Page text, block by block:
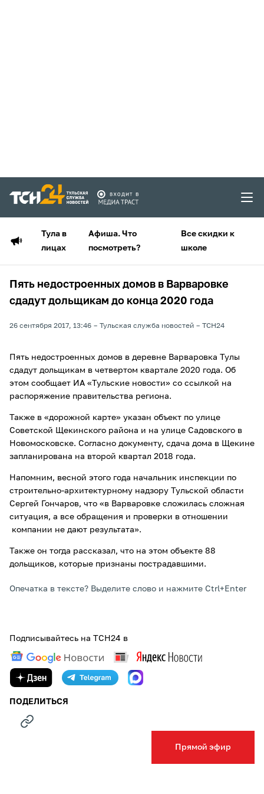
Тула в
лицах
Афиша. Что
посмотреть?
Все скидки к
школе
Прямой эфир
Пять недостроенных домов в Варваровке
сдадут дольщикам до конца 2020 года
26 сентября 2017, 13:46 Тульская служба новостей ТСН24
Пять недостроенных домов в деревне Варваровка Тулы
сдадут дольщикам в четвертом квартале 2020 года. Об
этом сообщает ИА «Тульские новости» со ссылкой на
распоряжение правительства региона.
Также в «дорожной карте» указан объект по улице
Советской Щекинского района и на улице Садовского в
Новомосковске. Согласно документу, сдача дома в Щекине
запланирована на второй квартал 2018 года.
Напомним, весной этого года начальник инспекции по
строительно-архитектурному надзору Тульской области
Сергей Гончаров, что «в Варваровке сложилась сложная
ситуация, а все обращения и проверки в отношении
компании не дают результата».
Также он тогда рассказал, что на этом объекте 88
дольщиков, которые признаны пострадавшими.
Опечатка в тексте? Выделите слово и нажмите Ctrl+Enter
Подписывайтесь на ТСН24 в
ПОДЕЛИТЬСЯ